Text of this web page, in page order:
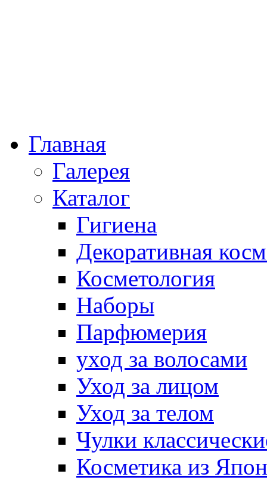
Главная
Галерея
Каталог
Гигиена
Декоративная
Косметология
Наборы
Парфюмерия
уход за волосами
Уход за лицом
Уход за телом
Чулки
Косметика из